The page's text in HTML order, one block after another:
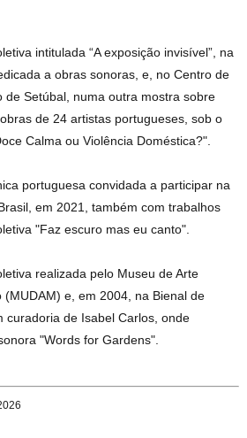
intitulada “A exposição invisível”, na
a obras sonoras, e, no Centro de
de Setúbal, numa outra mostra sobre
de 24 artistas portugueses, sob o
Calma ou Violência Doméstica?".
portuguesa convidada a participar na
em 2021, também com trabalhos
"Faz escuro mas eu canto".
realizada pelo Museu de Arte
e, em 2004, na Bienal de
curadoria de Isabel Carlos, onde
"Words for Gardens".